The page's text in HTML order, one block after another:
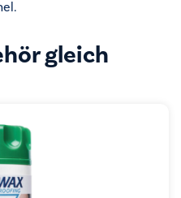
gleich